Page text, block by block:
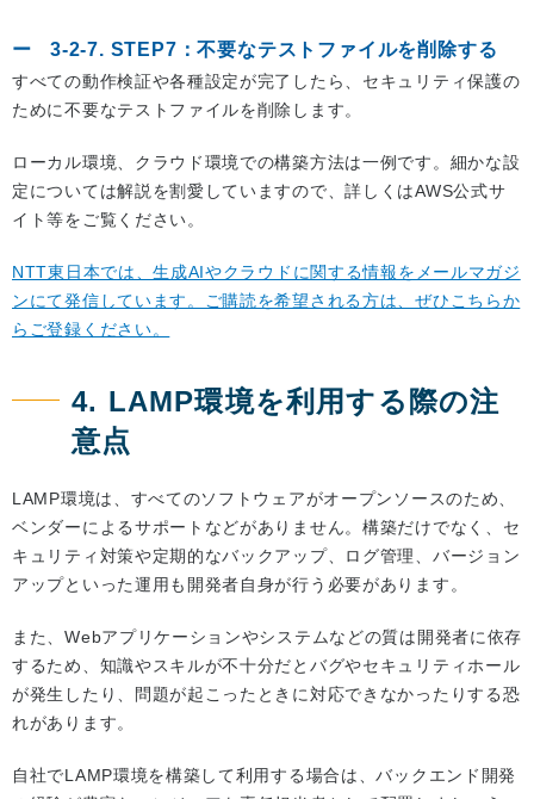
3-2-7. STEP7：不要なテストファイルを削除する
すべての動作検証や各種設定が完了したら、セキュリティ保護の
ために不要なテストファイルを削除します。
ローカル環境、クラウド環境での構築方法は一例です。細かな設
定については解説を割愛していますので、詳しくはAWS公式サ
イト等をご覧ください。
NTT東日本では、生成AIやクラウドに関する情報をメールマガジ
ンにて発信しています。ご購読を希望される方は、ぜひこちらか
らご登録ください。
4. LAMP環境を利用する際の注
意点
LAMP環境は、すべてのソフトウェアがオープンソースのため、
ベンダーによるサポートなどがありません。構築だけでなく、セ
キュリティ対策や定期的なバックアップ、ログ管理、バージョン
アップといった運用も開発者自身が行う必要があります。
また、Webアプリケーションやシステムなどの質は開発者に依存
するため、知識やスキルが不十分だとバグやセキュリティホール
が発生したり、問題が起こったときに対応できなかったりする恐
れがあります。
自社でLAMP環境を構築して利用する場合は、バックエンド開発